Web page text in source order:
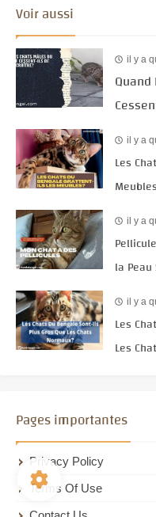
Voir aussi
il y a
il y a
Les
il y a
la Peau
il y a
Les
Les
Pages importantes
Privacy Policy
Terms Of Use